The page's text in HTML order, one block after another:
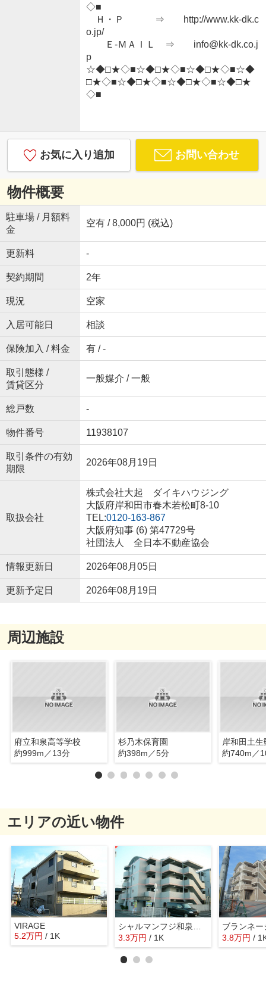
◇■
Ｈ・Ｐ ⇒ http://www.kk-dk.c
o.jp/
Ｅ-ＭＡＩＬ ⇒ info@kk-dk.co.j
p
☆◆□★◇■☆◆□★◇■☆◆□★◇■☆◆
□★◇■☆◆□★◇■☆◆□★◇■☆◆□★
◇■
お気に入り追加 お問い合わせ
物件概要
駐車場 / 月額料
金
空有 / 8,000円 (税込)
更新料 -
契約期間 2年
現況 空家
入居可能日 相談
保険加入 / 料金 有 / -
取引態様 /
賃貸区分
一般媒介 / 一般
総戸数 -
物件番号 11938107
取引条件の有効
期限
2026年08月19日
取扱会社
株式会社大起 ダイキハウジング
大阪府岸和田市春木若松町8-10
TEL:0120-163-867
大阪府知事 (6) 第47729号
社団法人 全日本不動産協会
情報更新日 2026年08月05日
更新予定日 2026年08月19日
周辺施設
府立和泉高等学校
約999m／13分
杉乃木保育園
約398m／5分
岸和田土生
約740m／
エリアの近い物件
VIRAGE
5.2万円 / 1K
3.3万円 / 1K
ブランネー
3.8万円 /